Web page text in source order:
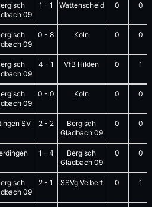
09
1 - 1 Wattenscheid 0 0
09
0 - 8 Koln 0 0
09
4 - 1 VfB Hilden 0 1
09
0 - 0 Koln 0 0
SV 2- 2
Bergisch
Gladbach 09
0 0
1 - 4
Bergisch
Gladbach 09
0 0
09
2 - 1 SSVg Velbert 0 1